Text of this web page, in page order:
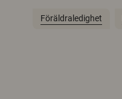
Föräldraledighet